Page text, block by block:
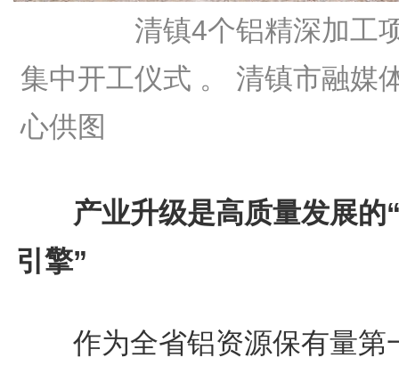
清镇4个铝精深加工
集中开工仪式 。 清镇市融媒
心供图
产业升级是高质量发展的
引擎”
作为全省铝资源保有量第